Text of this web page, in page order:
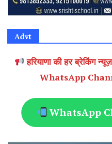
Advt
हरियाणा की हर ब्रेकिंग
WhatsApp
WhatsApp